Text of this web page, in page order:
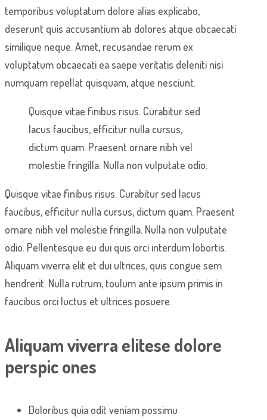
temporibus voluptatum dolore alias explicabo,
deserunt quis accusantium ab dolores atque obcaecati
similique neque. Amet, recusandae rerum ex
voluptatum obcaecati ea saepe veritatis deleniti nisi
numquam repellat quisquam, atque nesciunt.
Quisque vitae finibus risus. Curabitur sed
lacus faucibus, efficitur nulla cursus,
dictum quam. Praesent ornare nibh vel
molestie fringilla. Nulla non vulputate odio.
Quisque vitae finibus risus. Curabitur sed lacus
faucibus, efficitur nulla cursus, dictum quam. Praesent
ornare nibh vel molestie fringilla. Nulla non vulputate
odio. Pellentesque eu dui quis orci interdum lobortis.
Aliquam viverra elit et dui ultrices, quis congue sem
hendrerit. Nulla rutrum, toulum ante ipsum primis in
faucibus orci luctus et ultrices posuere.
Aliquam viverra elitese dolore
perspic ones
Doloribus quia odit veniam possimu